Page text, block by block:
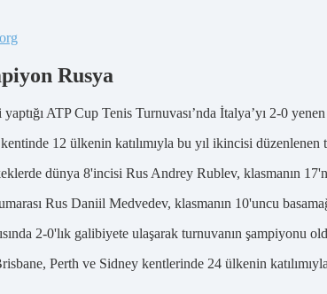
Rusya
ATP Cup Tenis Turnuvası’nda İtalya’yı 2-0
12 ülkenin katılımıyla bu yıl ikincisi
dünya 8'incisi Rus Andrey Rublev, klasmanın
Rus Daniil Medvedev, klasmanın 10'uncu
2-0'lık galibiyete ulaşarak turnuvanın şampiyonu
Perth ve Sidney kentlerinde 24 ülkenin